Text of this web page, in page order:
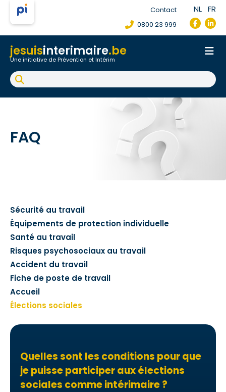
Contact
0800 23 999
NL FR
jesuisinterimaire.be
Une initiative de Prévention et Intérim
Accueil
Fiche de poste de travail
Accident du travail
FAQ
Sécurité au travail
Équipements de protection individuelle
Santé au travail
Risques psychosociaux au travail
Accident du travail
Fiche de poste de travail
Accueil
Élections sociales
Quelles sont les conditions pour que
je puisse participer aux élections
sociales comme intérimaire ?